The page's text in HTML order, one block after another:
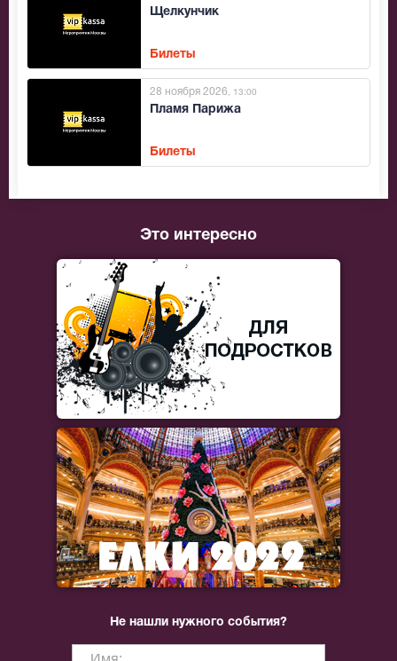
Щелкунчик
Билеты
Пламя Парижа
28 ноября 2026 , 13:00
Билеты
Это интересно
Не нашли нужного события?